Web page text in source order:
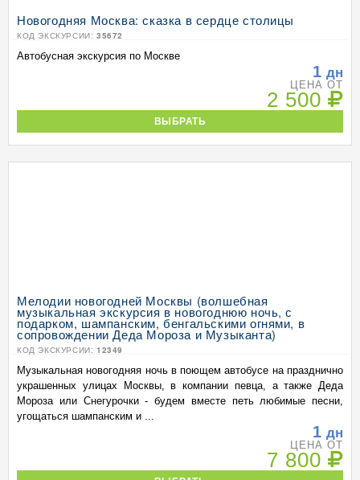
Новогодняя Москва: сказка в сердце столицы
КОД ЭКСКУРСИИ: 35672
Автобусная экскурсия по Москве
1 дн
ЦЕНА ОТ
2 500
ВЫБРАТЬ
Мелодии новогодней Москвы (волшебная
музыкальная экскурсия в новогоднюю ночь, с
подарком, шампанским, бенгальскими огнями, в
сопровождении Деда Мороза и Музыканта)
КОД ЭКСКУРСИИ: 12349
Музыкальная новогодняя ночь в поющем автобусе на празднично
украшенных улицах Москвы, в компании певца, а также Деда
Мороза или Снегурочки - будем вместе петь любимые песни,
угощаться шампанским и ...
1 дн
ЦЕНА ОТ
7 800